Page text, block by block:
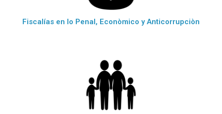
Fiscalías en lo Penal, Econòmico y Anticorrupciòn